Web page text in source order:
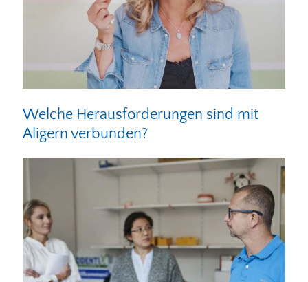
Welche Herausforderungen sind mit
Aligern verbunden?